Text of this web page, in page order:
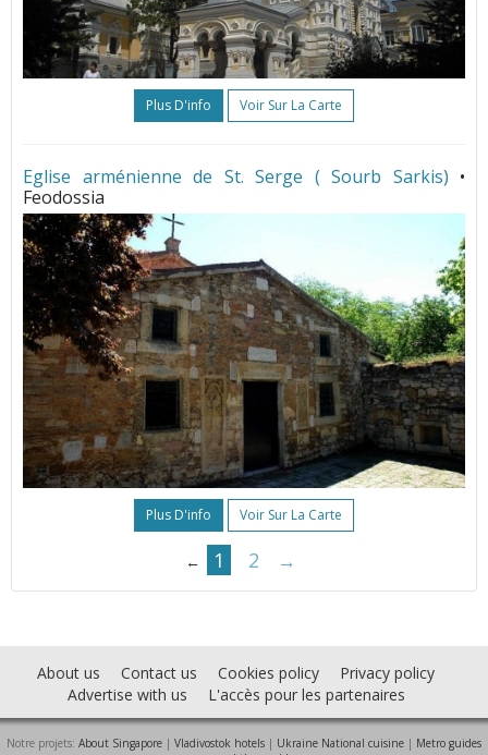
Plus D'info Voir Sur La Carte
Eglise arménienne de St. Serge ( Sourb Sarkis) •
Feodossia
Plus D'info Voir Sur La Carte
← 1 2 →
About us Contact us Cookies policy
Privacy policy
Advertise with us
L'accès pour les partenaires
Notre projets: About Singapore | Vladivostok hotels | Ukraine National cuisine | Metro guides